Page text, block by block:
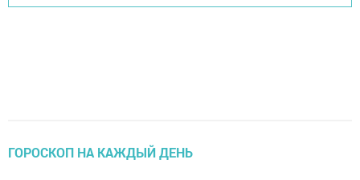
ГОРОСКОП НА КАЖДЫЙ ДЕНЬ